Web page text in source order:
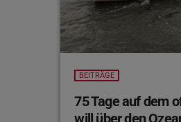
BEITRÄGE
75 Tage auf dem